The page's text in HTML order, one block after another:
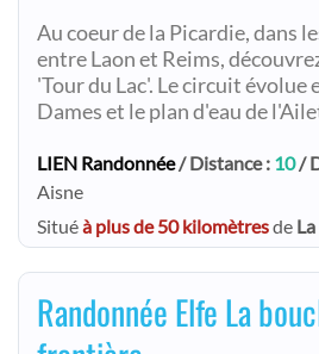
Au coeur de la Picardie, dans
entre Laon et Reims,
'Tour du Lac'. Le circuit évolue
Dames et le plan d'eau de
LIEN Randonnée/ Distance : 10/
Aisne
Situéà plus de 50 kilomètresde
Randonnée Elfe La